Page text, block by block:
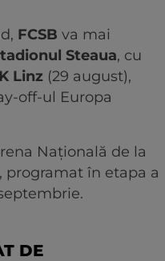
FCSB va mai
Steaua, cu
Linz (29 august),
off-ul Europa
Națională de la
programat în etapa a
DE